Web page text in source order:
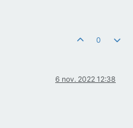
0
6 nov. 2022 12:38